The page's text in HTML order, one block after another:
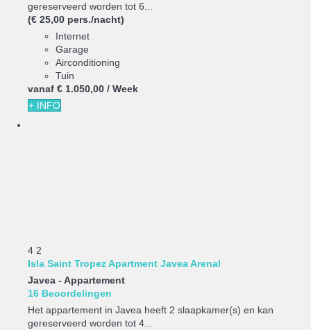
gereserveerd worden tot 6...
(€ 25,00 pers./nacht)
Internet
Garage
Airconditioning
Tuin
vanaf € 1.050,00 / Week
+ INFO
4 2
Isla Saint Tropez Apartment Javea Arenal
Javea - Appartement
16 Beoordelingen
Het appartement in Javea heeft 2 slaapkamer(s) en kan
gereserveerd worden tot 4...